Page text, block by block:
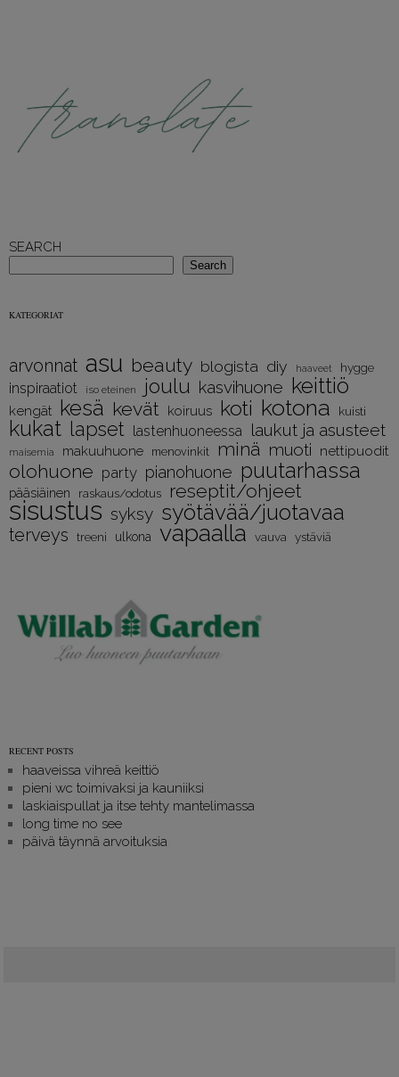
SEARCH
Search
KATEGORIAT
arvonnat asu beauty blogista diy haaveet hygge
inspiraatiot iso eteinen joulu kasvihuone keittiö
kengät kesä kevät koiruus koti kotona kuisti
kukat lapset lastenhuoneessa laukut ja asusteet
maisemia makuuhuone menovinkit minä muoti nettipuodit
olohuone party pianohuone puutarhassa
pääsiäinen raskaus/odotus reseptit/ohjeet
sisustus syksy syötävää/juotavaa
terveys treeni ulkona vapaalla vauva ystäviä
RECENT POSTS
haaveissa vihreä keittiö
pieni wc toimivaksi ja kauniiksi
laskiaispullat ja itse tehty mantelimassa
long time no see
päivä täynnä arvoituksia